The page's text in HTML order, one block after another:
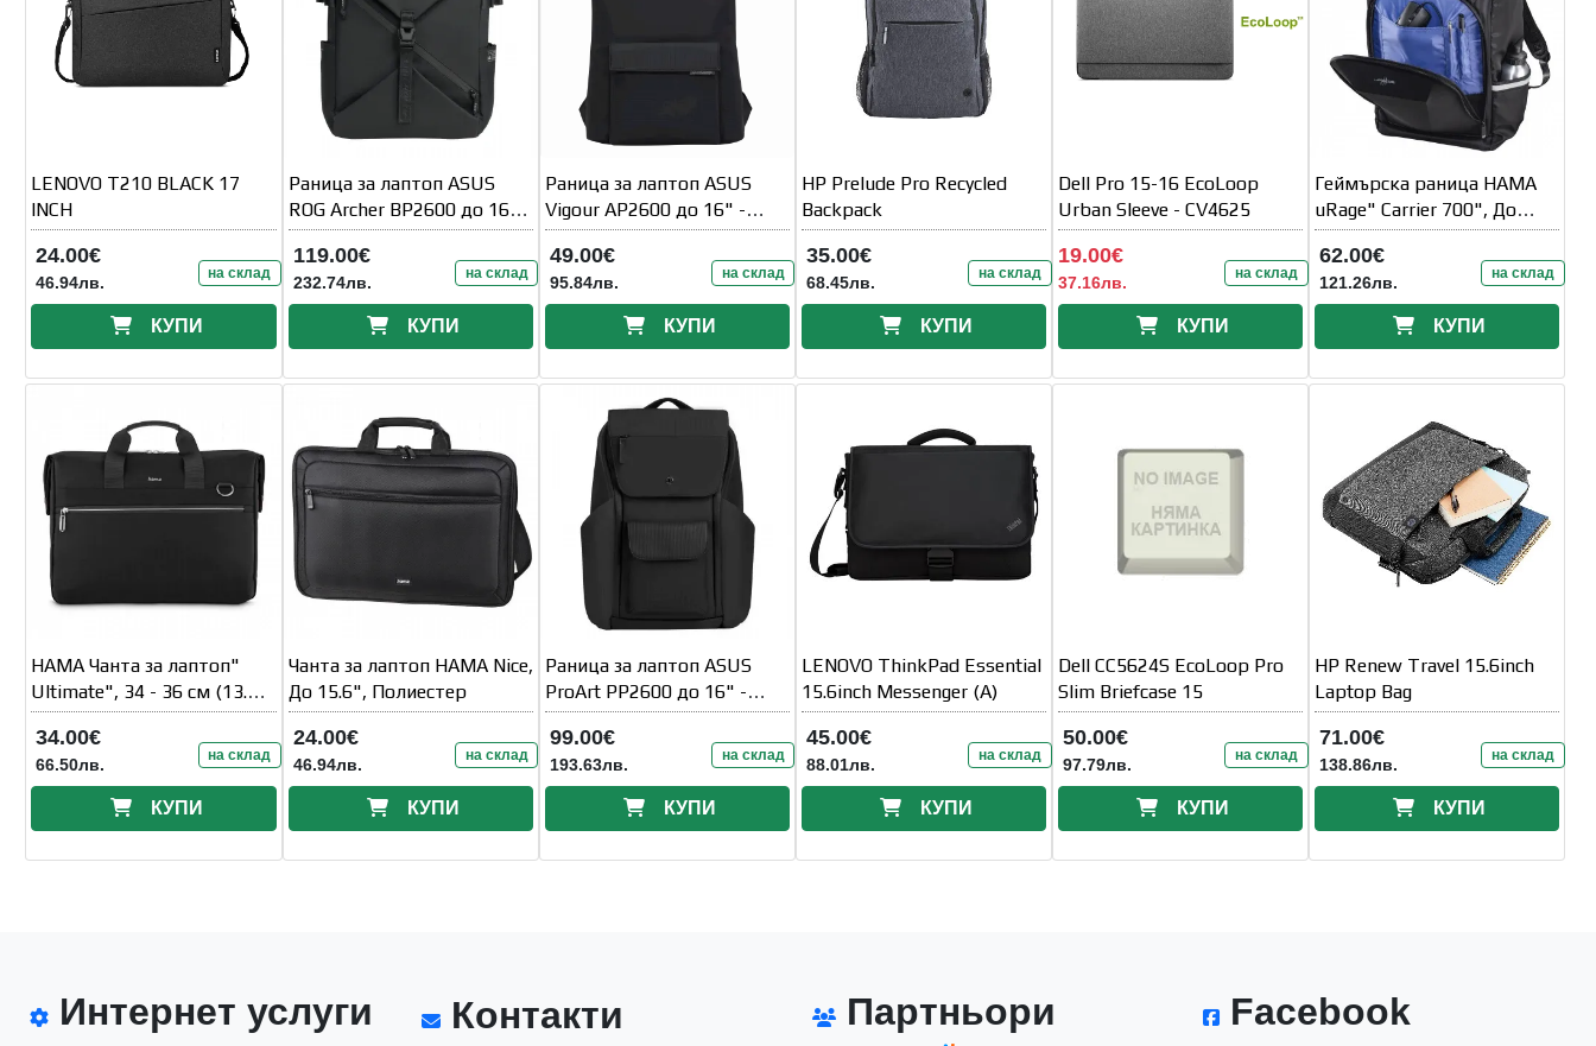
LENOVO T210 BLACK 17
INCH
24.00€
46.94лв. на склад
КУПИ
Раница за лаптоп ASUS
ROG Archer BP2600 до 16" -
Черна
119.00€
232.74лв. на склад
КУПИ
Раница за лаптоп ASUS
Vigour AP2600 до 16" -
Черна
49.00€
95.84лв. на склад
КУПИ
HP Prelude Pro Recycled
Backpack
35.00€
68.45лв. на склад
КУПИ
Dell Pro 15-16 EcoLoop
Urban Sleeve - CV4625
19.00€
37.16лв. на склад
КУПИ
Геймърска раница HAMA
uRage" Carrier 700", До
17.3"
62.00€
121.26лв. на склад
КУПИ
HAMA Чанта за лаптоп"
Ultimate", 34 - 36 см (13.3"
- 14.1" )
34.00€
66.50лв. на склад
КУПИ
Чанта за лаптоп HAMA Nice,
До 15.6", Полиестер
24.00€
46.94лв. на склад
КУПИ
Раница за лаптоп ASUS
ProArt PP2600 до 16" -
Черна
99.00€
193.63лв. на склад
КУПИ
LENOVO ThinkPad Essential
15.6inch Messenger (A)
45.00€
88.01лв. на склад
КУПИ
Dell CC5624S EcoLoop Pro
Slim Briefcase 15
50.00€
97.79лв. на склад
КУПИ
HP Renew Travel 15.6inch
Laptop Bag
71.00€
138.86лв. на склад
КУПИ
Интернет услуги Контакти Партньори Facebook